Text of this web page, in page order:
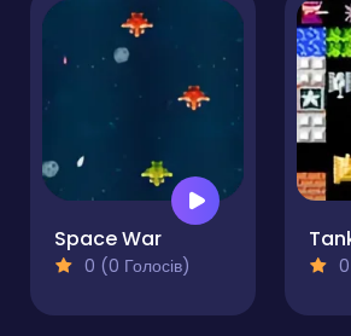
Space War
0 (0 Голосів)